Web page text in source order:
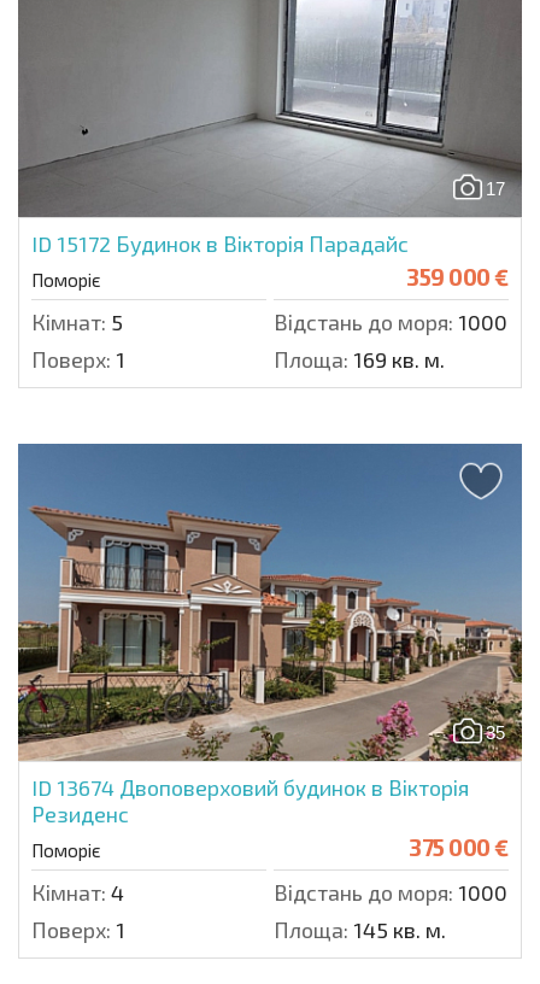
17
ID 15172 Будинок в Вікторія Парадайс
Поморіє 359 000 €
Кімнат: 5 Відстань до моря: 1000 м.
Поверх: 1 Площа: 169 кв. м.
35
ID 13674 Двоповерховий будинок в Вікторія
Резиденс
Поморіє 375 000 €
Кімнат: 4 Відстань до моря: 1000 м.
Поверх: 1 Площа: 145 кв. м.